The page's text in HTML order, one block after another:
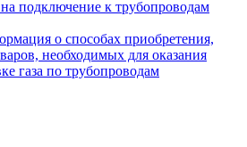
на подключение к трубопроводам
о способах приобретения,
необходимых для оказания
газа по трубопроводам